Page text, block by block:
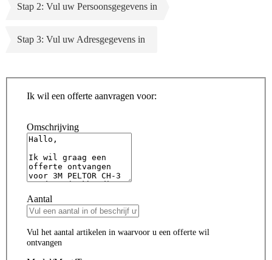
Stap 2: Vul uw Persoonsgegevens in
Stap 3: Vul uw Adresgegevens in
Ik wil een offerte aanvragen voor:
Omschrijving
Aantal
Vul het aantal artikelen in waarvoor u een offerte wil
ontvangen